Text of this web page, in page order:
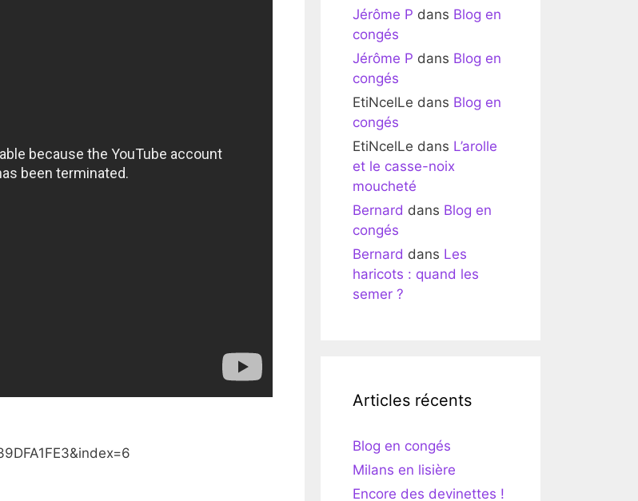
Jérôme P dans Blog en
congés
Jérôme P dans Blog en
congés
EtiNcelLe dans Blog en
congés
EtiNcelLe dans L’arolle
et le casse-noix
moucheté
Bernard dans Blog en
congés
Bernard dans Les
haricots : quand les
semer ?
Articles récents
Blog en congés
Milans en lisière
Encore des devinettes !